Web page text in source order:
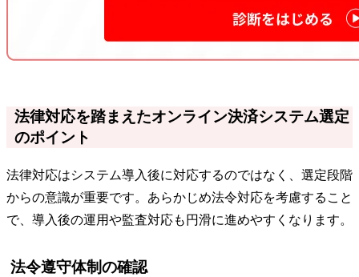
法律対応を踏まえたオンライン決済システム選定
のポイント
法律対応はシステム導入後に対応するのではなく、選定段階
からの意識が重要です。あらかじめ法令対応を考慮すること
で、導入後の運用や監査対応も円滑に進めやすくなります。
法令遵守体制の確認